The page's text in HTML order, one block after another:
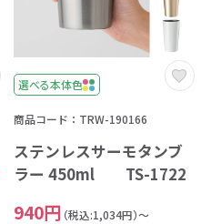
選べる本体色
商品コード：TRW-190166
ステンレスサーモタンブ
ラー 450ml TS-1722
940円 （税込:1,034円）～